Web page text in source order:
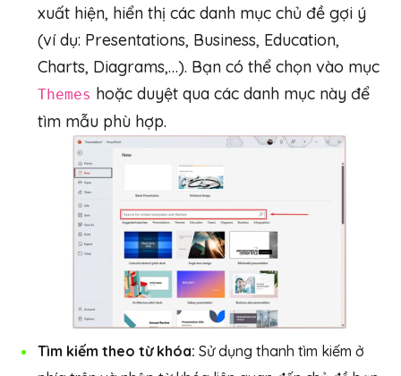
xuất hiện, hiển thị các danh mục chủ đề gợi ý
(ví dụ: Presentations, Business, Education,
Charts, Diagrams,…). Bạn có thể chọn vào mục
Themes hoặc duyệt qua các danh mục này để
tìm mẫu phù hợp.
Tìm kiếm theo từ khóa: Sử dụng thanh tìm kiếm ở